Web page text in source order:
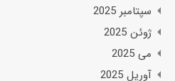
سپتامبر 2025
ژوئن 2025
می 2025
آوریل 2025